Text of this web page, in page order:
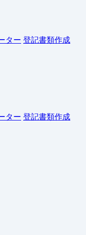
ター 登記書類作成
ター 登記書類作成